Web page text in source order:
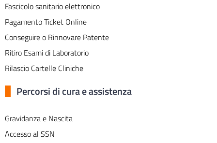
Fascicolo sanitario elettronico
Pagamento Ticket Online
Conseguire o Rinnovare Patente
Ritiro Esami di Laboratorio
Rilascio Cartelle Cliniche
Percorsi di cura e assistenza
Gravidanza e Nascita
Accesso al SSN